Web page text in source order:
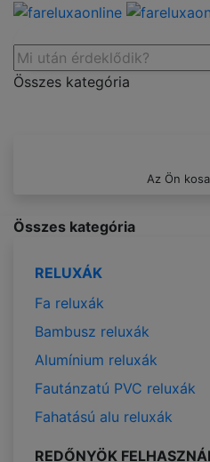
Összes kategória
Az Ön
Összes kategória
RELUXÁK
Fa reluxák
Bambusz reluxák
Alumínium reluxák
Fautánzatú PVC reluxák
Fahatású alu reluxák
REDŐNYÖK